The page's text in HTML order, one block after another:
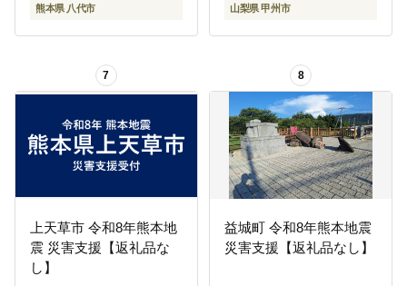
熊本県 八代市 山梨県 甲州市
7
上天草市 令和8年熊本地
震 災害支援【返礼品な
し】
8
益城町 令和8年熊本地震
災害支援【返礼品なし】